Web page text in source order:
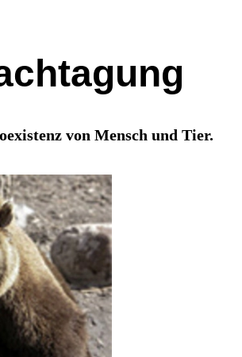
von Mensch und Tier.